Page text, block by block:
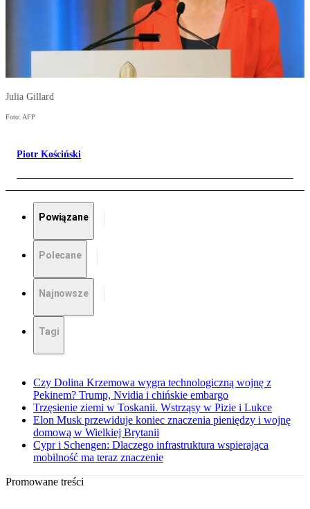
Julia Gillard
Foto: AFP
Piotr Kościński
Powiązane
Polecane
Najnowsze
Tagi
Czy Dolina Krzemowa wygra technologiczną wojnę z
Pekinem? Trump, Nvidia i chińskie embargo
Trzęsienie ziemi w Toskanii. Wstrząsy w Pizie i Lukce
Elon Musk przewiduje koniec znaczenia pieniędzy i wojnę
domową w Wielkiej Brytanii
Cypr i Schengen: Dlaczego infrastruktura wspierająca
mobilność ma teraz znaczenie
Promowane treści